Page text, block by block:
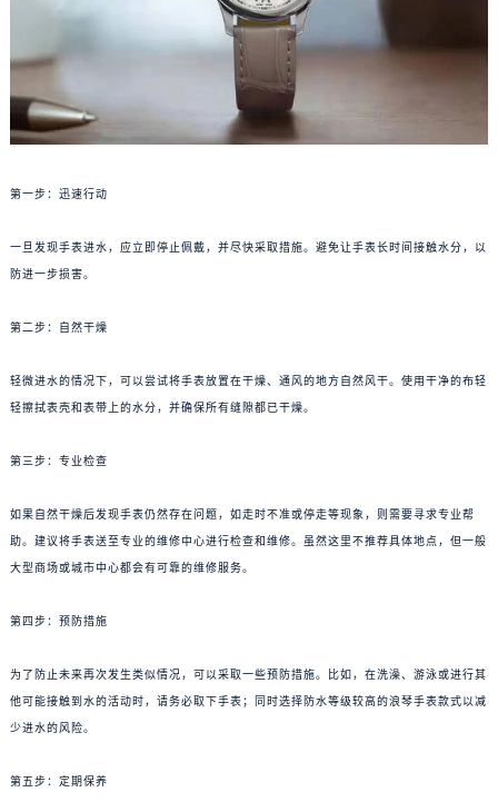
第一步：迅速行动
一旦发现手表进水，应立即停止佩戴，并尽快采取措施。避免让手表长时间接触水分，以
防进一步损害。
第二步：自然干燥
轻微进水的情况下，可以尝试将手表放置在干燥、通风的地方自然风干。使用干净的布轻
轻擦拭表壳和表带上的水分，并确保所有缝隙都已干燥。
第三步：专业检查
如果自然干燥后发现手表仍然存在问题，如走时不准或停走等现象，则需要寻求专业帮
助。建议将手表送至专业的维修中心进行检查和维修。虽然这里不推荐具体地点，但一般
大型商场或城市中心都会有可靠的维修服务。
第四步：预防措施
为了防止未来再次发生类似情况，可以采取一些预防措施。比如，在洗澡、游泳或进行其
他可能接触到水的活动时，请务必取下手表；同时选择防水等级较高的浪琴手表款式以减
少进水的风险。
第五步：定期保养